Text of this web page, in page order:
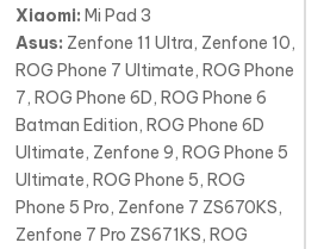
Xiaomi: Mi Pad 3
Asus: Zenfone 11 Ultra, Zenfone 10,
ROG Phone 7 Ultimate, ROG Phone
7, ROG Phone 6D, ROG Phone 6
Batman Edition, ROG Phone 6D
Ultimate, Zenfone 9, ROG Phone 5
Ultimate, ROG Phone 5, ROG
Phone 5 Pro, Zenfone 7 ZS670KS,
Zenfone 7 Pro ZS671KS, ROG